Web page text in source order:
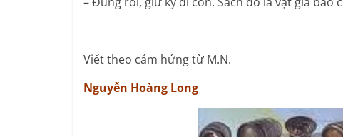
Viết theo cảm hứng từ M.N.
Nguyễn Hoàng Long